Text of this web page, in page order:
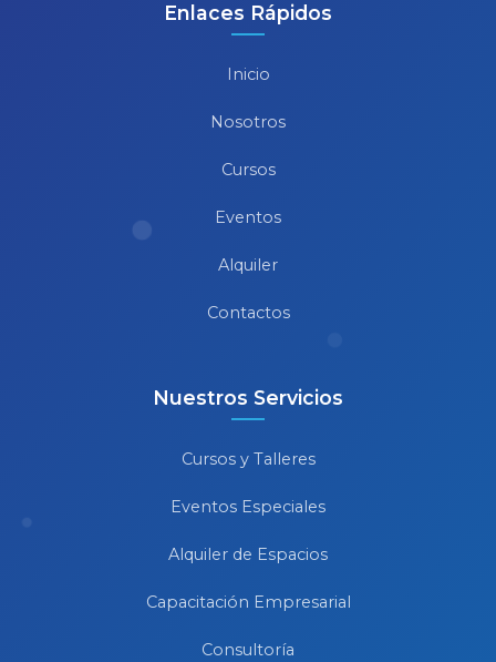
Enlaces Rápidos
Inicio
Nosotros
Cursos
Eventos
Alquiler
Contactos
Nuestros Servicios
Cursos y Talleres
Eventos Especiales
Alquiler de Espacios
Capacitación Empresarial
Consultoría